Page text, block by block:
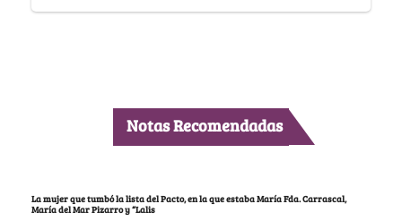
Notas Recomendadas
La mujer que tumbó la lista del Pacto, en la que estaba María Fda. Carrascal,
María del Mar Pizarro y “Lalis